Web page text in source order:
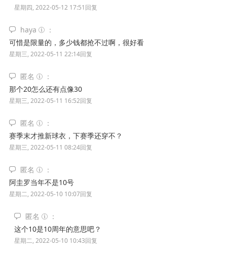
星期四, 2022-05-12 17:51回复
haya
可惜是限量的，多少钱都抢不过啊，很好看
星期三, 2022-05-11 22:14回复
匿名
那个20怎么还有点像30
星期三, 2022-05-11 16:52回复
匿名
赛季末才推新球衣，下赛季还穿不？
星期三, 2022-05-11 08:24回复
匿名
阿圭罗当年不是10号
星期二, 2022-05-10 10:07回复
匿名
这个10是10周年的意思吧？
星期二, 2022-05-10 10:43回复